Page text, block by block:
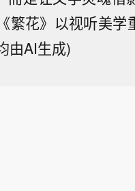
繁花》以视听美学
由AI生成)